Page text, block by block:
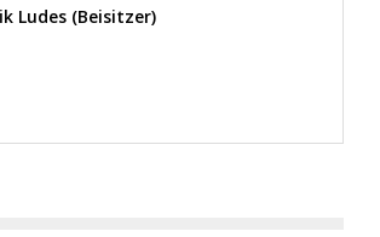
Ludes (Beisitzer)